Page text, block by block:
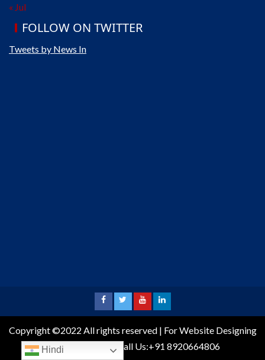
« Jul
FOLLOW ON TWITTER
Tweets by News In
Copyright ©2022 All rights reserved | For Website Designing
and Development call Us:+91 8920664806
Hindi